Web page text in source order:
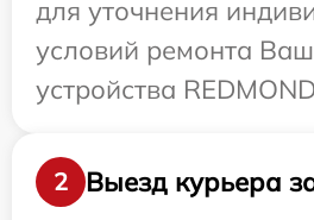
для уточнения
условий ремонта
устройства
2
Выезд курьера